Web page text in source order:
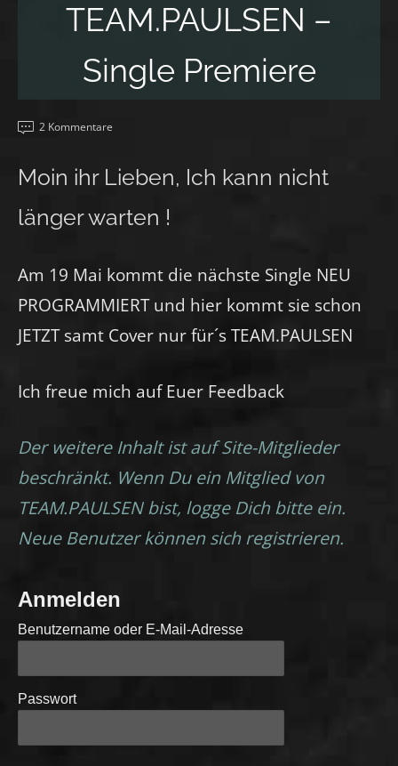
TEAM.PAULSEN –
Single Premiere
2 Kommentare
Moin ihr Lieben, Ich kann nicht
länger warten !
Am 19 Mai kommt die nächste Single NEU
PROGRAMMIERT und hier kommt sie schon
JETZT samt Cover nur für´s TEAM.PAULSEN
Ich freue mich auf Euer Feedback
Der weitere Inhalt ist auf Site-Mitglieder
beschränkt. Wenn Du ein Mitglied von
TEAM.PAULSEN bist, logge Dich bitte ein.
Neue Benutzer können sich registrieren.
Anmelden
Benutzername oder E-Mail-Adresse
Passwort